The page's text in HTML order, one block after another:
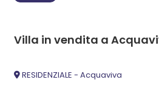
Villa in vendita a
RESIDENZIALE - Acquaviva